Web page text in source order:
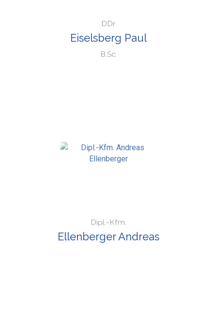
DDr.
Eiselsberg Paul
B.Sc.
Dipl.-Kfm.
Ellenberger Andreas